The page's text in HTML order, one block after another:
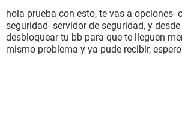
hola prueba con esto, te vas a opciones-
seguridad- servidor de seguridad, y
desbloquear tu bb para que te lleguen
mismo problema y ya pude recibir,